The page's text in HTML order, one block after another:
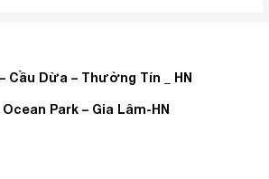
Cầu Dừa – Thường Tín _ HN
Park – Gia Lâm-HN